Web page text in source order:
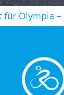
für Olympia